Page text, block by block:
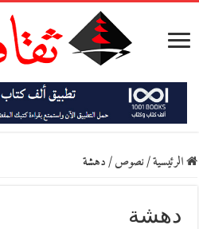
الرئيسية/نصوص/دهشة
دهشة